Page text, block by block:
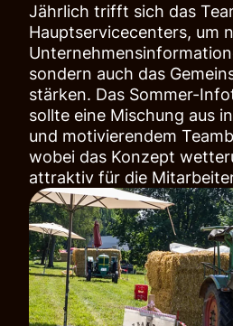
Jährlich trifft sich das
Hauptservicecenters, um
sondern auch das
stärken. Das Sommer-
sollte eine Mischung aus
und motivierendem
wobei das Konzept
attraktiv für die